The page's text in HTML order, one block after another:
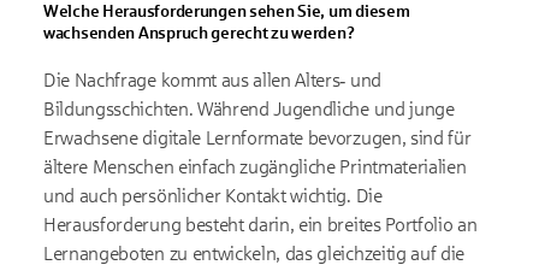
Welche Herausforderungen sehen Sie, um diesem
wachsenden Anspruch gerecht zu werden?
Die Nachfrage kommt aus allen Alters‑ und
Bildungsschichten. Während Jugendliche und junge
Erwachsene digitale Lernformate bevorzugen, sind für
ältere Menschen einfach zugängliche Printmaterialien
und auch persönlicher Kontakt wichtig. Die
Herausforderung besteht darin, ein breites Portfolio an
Lernangeboten zu entwickeln, das gleichzeitig auf die